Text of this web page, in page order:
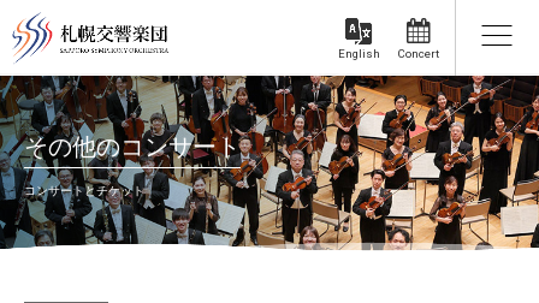
Concert
English
その他のコンサート
コンサートとチケット